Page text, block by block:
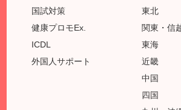
国試対策
健康プロモEx.
ICDL
外国人サポート
東北
関東・信
東海
近畿
中国
四国